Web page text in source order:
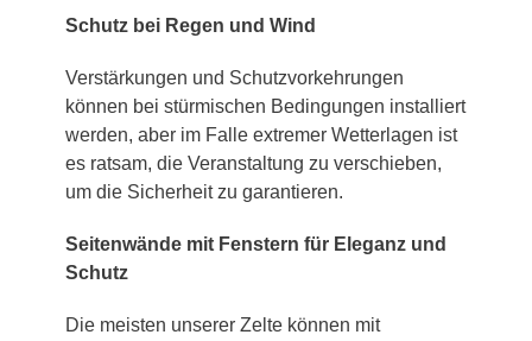
Schutz bei Regen und Wind
Verstärkungen und Schutzvorkehrungen
können bei stürmischen Bedingungen installiert
werden, aber im Falle extremer Wetterlagen ist
es ratsam, die Veranstaltung zu verschieben,
um die Sicherheit zu garantieren.
Seitenwände mit Fenstern für Eleganz und
Schutz
Die meisten unserer Zelte können mit